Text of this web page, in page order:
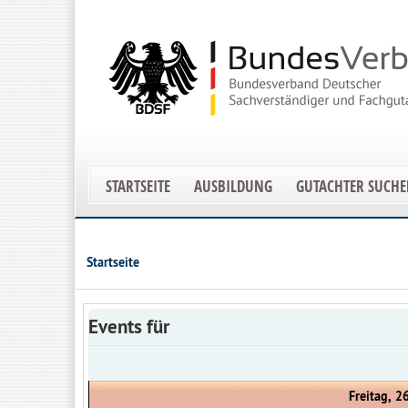
STARTSEITE AUSBILDUNG GUTACHTER
Startseite
Events für
Freitag,